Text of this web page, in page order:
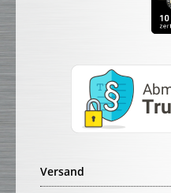
Versand